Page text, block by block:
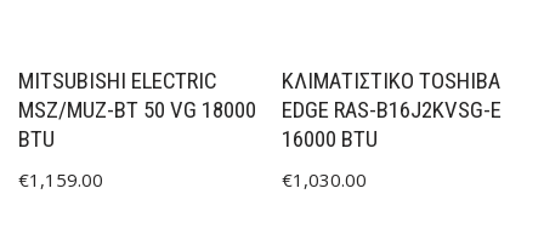
MITSUBISHI ELECTRIC
MSZ/MUZ-BT 50 VG 18000
BTU
€1,159.00
ΚΛΙΜΑΤΙΣΤΙΚΟ TOSHIBA
EDGE RAS-B16J2KVSG-E
16000 BTU
€1,030.00